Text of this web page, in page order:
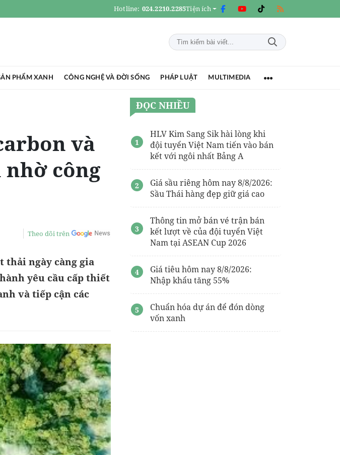
Hotline: 024.2210.2285Tiện ích
PHẨM XANH CÔNG NGHỆ VÀ ĐỜI SỐNG PHÁP LUẬT MULTIMEDIA
và
công
Theo dõi trên
thải ngày càng gia
yêu cầu cấp thiết
và tiếp cận các
ĐỌC NHIỀU
HLV Kim Sang Sik hài lòng khi
đội tuyển Việt Nam tiến vào bán
kết với ngôi nhất Bảng A
Giá sầu riêng hôm nay 8/8/2026:
Sầu Thái hàng đẹp giữ giá cao
Thông tin mở bán vé trận bán
kết lượt về của đội tuyển Việt
Nam tại ASEAN Cup 2026
Giá tiêu hôm nay 8/8/2026:
Nhập khẩu tăng 55%
Chuẩn hóa dự án để đón dòng
vốn xanh